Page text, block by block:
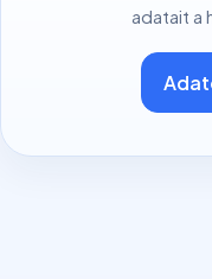
adatait a